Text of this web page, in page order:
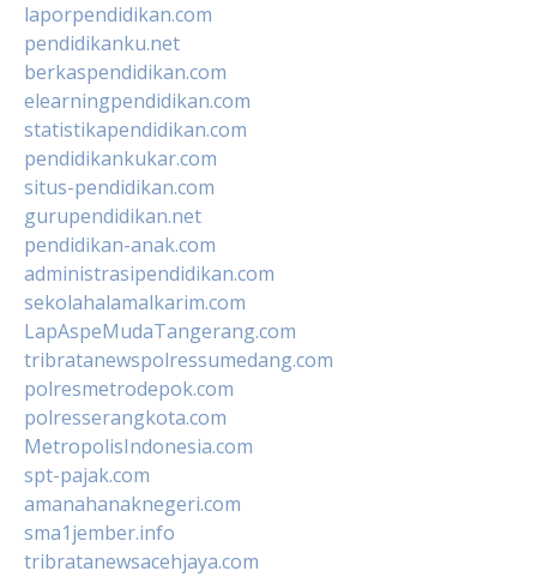
laporpendidikan.com
pendidikanku.net
berkaspendidikan.com
elearningpendidikan.com
statistikapendidikan.com
pendidikankukar.com
situs-pendidikan.com
gurupendidikan.net
pendidikan-anak.com
administrasipendidikan.com
sekolahalamalkarim.com
LapAspeMudaTangerang.com
tribratanewspolressumedang.com
polresmetrodepok.com
polresserangkota.com
MetropolisIndonesia.com
spt-pajak.com
amanahanaknegeri.com
sma1jember.info
tribratanewsacehjaya.com